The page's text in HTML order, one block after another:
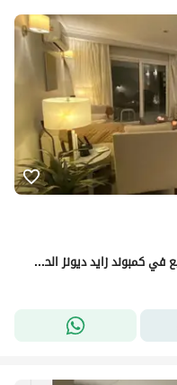
اقل سعر شقه بجاردن متشطبه بالكامل للبيع في كمبوند زايد ديونز الحي السادسZayed Dunes Compound 6TH Districtامام دار مصر الشيخ زايد الجيزة